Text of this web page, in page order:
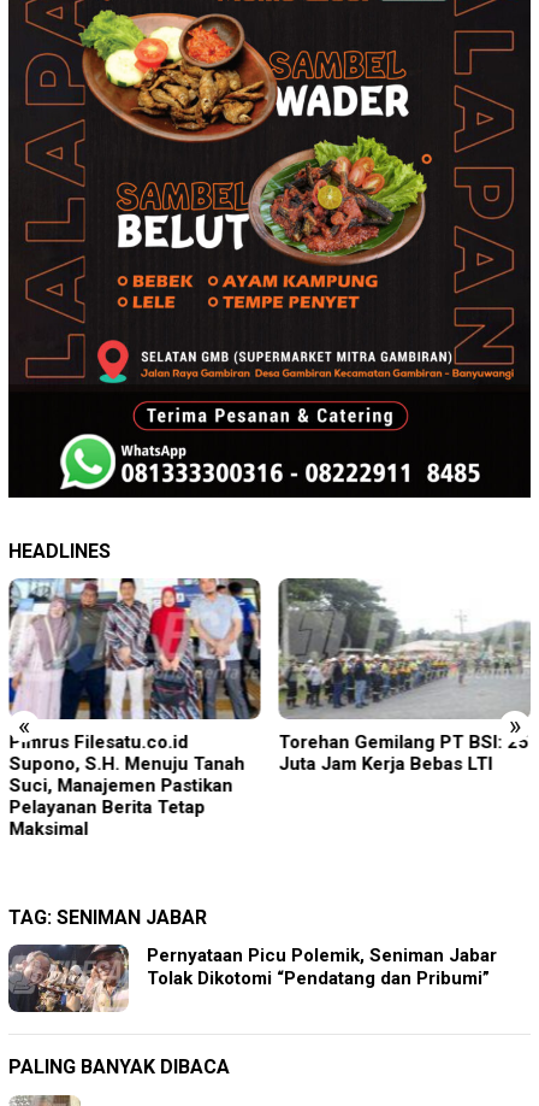
HEADLINES
« »
Pimrus Filesatu.co.id
Supono, S.H. Menuju Tanah
Suci, Manajemen Pastikan
Pelayanan Berita Tetap
Maksimal
Torehan Gemilang PT BSI: 25
Juta Jam Kerja Bebas LTI
TAG: SENIMAN JABAR
Pernyataan Picu Polemik, Seniman Jabar
Tolak Dikotomi “Pendatang dan Pribumi”
PALING BANYAK DIBACA